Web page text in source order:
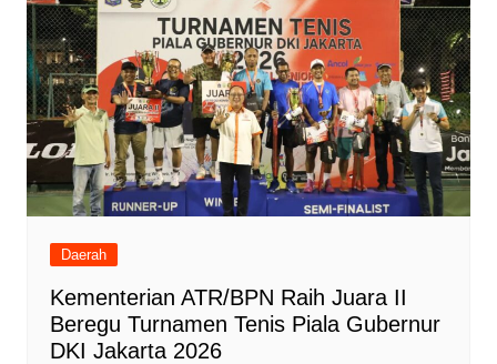
Daerah
Kementerian ATR/BPN Raih Juara II
Beregu Turnamen Tenis Piala Gubernur
DKI Jakarta 2026